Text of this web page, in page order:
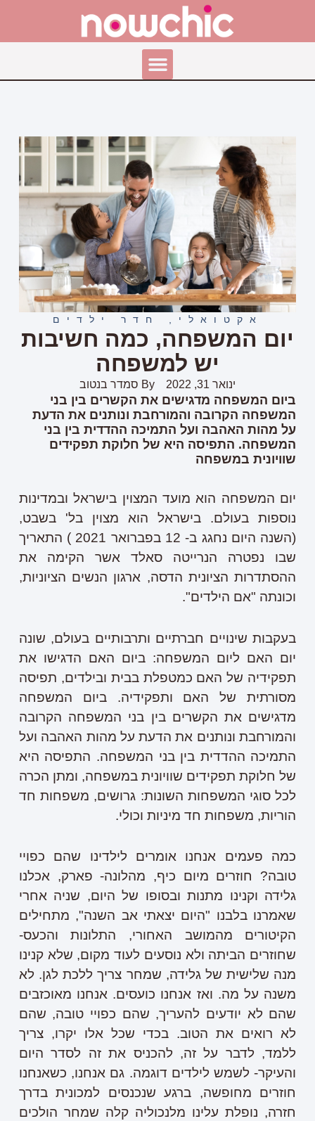
אקטואלי חדר ילדים
יום המשפחה, כמה חשיבות
יש למשפחה
ינואר 31, 2022 By סמדר בנטוב
ביום המשפחה מדגישים את הקשרים בין בני
המשפחה הקרובה והמורחבת ונותנים את הדעת
על מהות האהבה ועל התמיכה ההדדית בין בני
המשפחה. התפיסה היא של חלוקת תפקידים
שוויונית במשפחה
יום המשפחה הוא מועד המצוין בישראל ובמדינות
נוספות בעולם. בישראל הוא מצוין בל' בשבט,
(השנה היום נחגג ב- 12 בפברואר 2021 ) התאריך
שבו נפטרה הנרייטה סאלד אשר הקימה את
ההסתדרות הציונית הדסה, ארגון הנשים הציוניות,
וכונתה "אם הילדים".
בעקבות שינויים חברתיים ותרבותיים בעולם, שונה
יום האם ליום המשפחה: ביום האם הדגישו את
תפקידיה של האם כמטפלת בבית ובילדים, תפיסה
מסורתית של האם ותפקידיה. ביום המשפחה
מדגישים את הקשרים בין בני המשפחה הקרובה
והמורחבת ונותנים את הדעת על מהות האהבה ועל
התמיכה ההדדית בין בני המשפחה. התפיסה היא
של חלוקת תפקידים שוויונית במשפחה, ומתן הכרה
לכל סוגי המשפחות השונות: גרושים, משפחות חד
הוריות, משפחות חד מיניות וכולי.
כמה פעמים אנחנו אומרים לילדינו שהם כפויי
טובה? חוזרים מיום כיף, מהלונה- פארק, אכלנו
גלידה וקנינו מתנות ובסופו של היום, שניה אחרי
שאמרנו בלבנו "היום יצאתי אב השנה", מתחילים
הקיטורים מהמושב האחורי, התלונות והכעס-
שחוזרים הביתה ולא נוסעים לעוד מקום, שלא קנינו
מנה שלישית של גלידה, שמחר צריך ללכת לגן. לא
משנה על מה. ואז אנחנו כועסים. אנחנו מאוכזבים
שהם לא יודעים להעריך, שהם כפויי טובה, שהם
לא רואים את הטוב. בכדי שכל אלו יקרו, צריך
ללמד, לדבר על זה, להכניס את זה לסדר היום
והעיקר- לשמש לילדים דוגמה. גם אנחנו, כשאנחנו
חוזרים מחופשה, ברגע שנכנסים למכונית בדרך
חזרה, נופלת עלינו מלנכוליה קלה שמחר הולכים